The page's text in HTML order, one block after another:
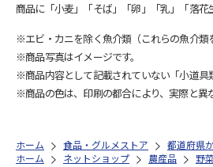
商品に「小麦」「そば」「卵」「乳」「落
※エビ・カニを除く魚介類（これらの魚介類
※商品写真はイメージです。
※商品内容として記載されていない「小道具
※商品の色は、印刷の都合により、実際と異
ホーム 食品・グルメストア 都道府県
ホーム
ネットショップ 農産品 野